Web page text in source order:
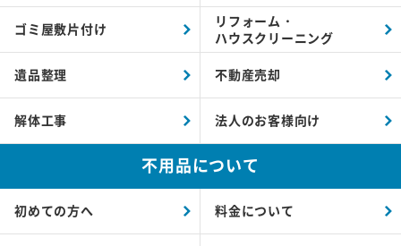
ゴミ屋敷片付け
リフォーム・
ハウスクリーニング
遺品整理 不動産売却
解体工事 法人のお客様向け
不用品について
初めての方へ 料金について